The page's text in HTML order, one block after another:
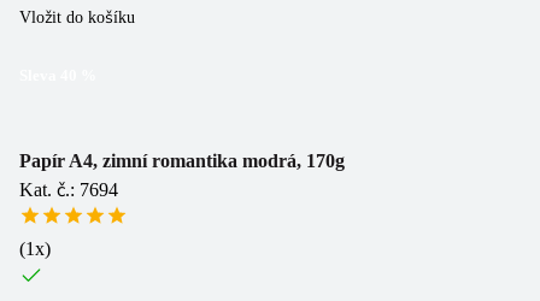
Vložit do košíku
Papír A4, zimní romantika modrá, 170g
Kat. č.: 7694
(1x)